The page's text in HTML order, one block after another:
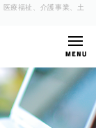
医療福祉、介護事業、土